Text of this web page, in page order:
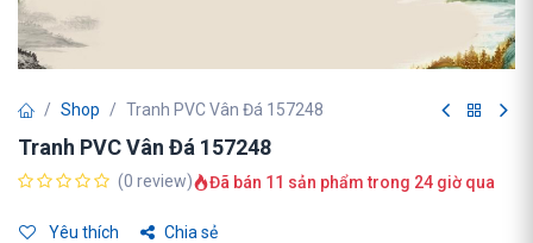
Shop Tranh PVC Vân Đá 157248
Tranh PVC Vân Đá 157248
(0 review) Đã bán 11 sản phẩm trong 24 giờ qua
Yêu thích Chia sẻ